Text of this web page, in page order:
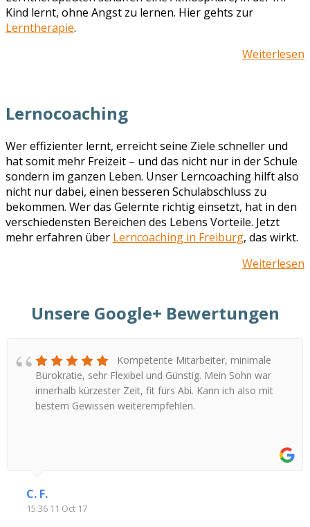
Kind lernt, ohne Angst zu lernen. Hier gehts zur
Lerntherapie.
Weiterlesen
Lernocoaching
Wer effizienter lernt, erreicht seine Ziele schneller und
hat somit mehr Freizeit – und das nicht nur in der Schule
sondern im ganzen Leben. Unser Lerncoaching hilft also
nicht nur dabei, einen besseren Schulabschluss zu
bekommen. Wer das Gelernte richtig einsetzt, hat in den
verschiedensten Bereichen des Lebens Vorteile. Jetzt
mehr erfahren über Lerncoaching in Freiburg, das wirkt.
Weiterlesen
Unsere Google+ Bewertungen
Kompetente Mitarbeiter, minimale
Bürokratie, sehr Flexibel und Günstig. Mein Sohn war
innerhalb kürzester Zeit, fit fürs Abi. Kann ich also mit
bestem Gewissen weiterempfehlen.
C. F.
15:36 11 Oct 17